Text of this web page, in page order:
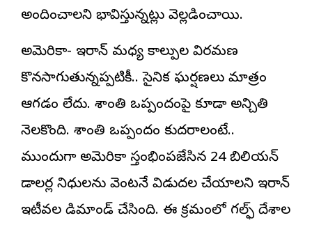
అందించాలని భావిస్తున్నట్లు వెల్లడించాయి.
అమెరికా- ఇరాన్‌ మధ్య కాల్పుల విరమణ
కొనసాగుతున్నప్పటికీ.. సైనిక ఘర్షణలు మాత్రం
ఆగడం లేదు. శాంతి ఒప్పందంపై కూడా అనిశ్చితి
నెలకొంది. శాంతి ఒప్పందం కుదరాలంటే..
ముందుగా అమెరికా స్తంభింపజేసిన 24 బిలియన్‌
డాలర్ల నిధులను వెంటనే విడుదల చేయాలని ఇరాన్‌
ఇటీవల డిమాండ్‌ చేసింది. ఈ క్రమంలో గల్ఫ్‌ దేశాల